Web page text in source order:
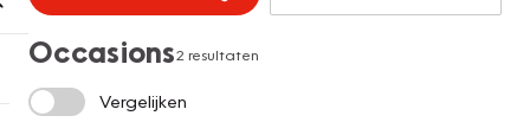
Occasions2 resultaten
Vergelijken